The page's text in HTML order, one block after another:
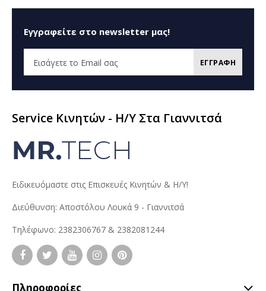
Εγγραφείτε στο newsletter μας!
ΕΓΓΡΑΦΗ
Service Κινητών - H/Y Στα Γιαννιτσά
Ειδικευόμαστε στις Επισκευές Κινητών & Η/Υ!
Διεύθυνση: Αποστόλου Λουκά 9 - Γιαννιτσά
Τηλέφωνο: 2382306767 & 2382081244
Πληροφορίες